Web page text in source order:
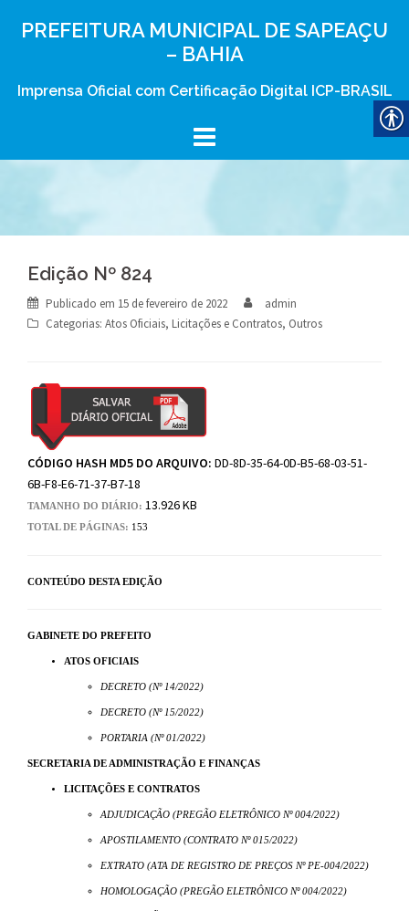
PREFEITURA MUNICIPAL DE SAPEAÇU
– BAHIA
Imprensa Oficial com Certificação Digital ICP-BRASIL
Edição Nº 824
Publicado em 15 de fevereiro de 2022
admin
Categorias: Atos Oficiais, Licitações e Contratos, Outros
CÓDIGO HASH MD5 DO ARQUIVO: DD-8D-35-64-0D-B5-68-03-51-
6B-F8-E6-71-37-B7-18
TAMANHO DO DIÁRIO: 13.926 KB
TOTAL DE PÁGINAS: 153
CONTEÚDO DESTA EDIÇÃO
GABINETE DO PREFEITO
ATOS OFICIAIS
DECRETO (Nº 14/2022)
DECRETO (Nº 15/2022)
PORTARIA (Nº 01/2022)
SECRETARIA DE ADMINISTRAÇÃO E FINANÇAS
LICITAÇÕES E CONTRATOS
ADJUDICAÇÃO (PREGÃO ELETRÔNICO Nº 004/2022)
APOSTILAMENTO (CONTRATO Nº 015/2022)
EXTRATO (ATA DE REGISTRO DE PREÇOS Nº PE-004/2022)
HOMOLOGAÇÃO (PREGÃO ELETRÔNICO Nº 004/2022)